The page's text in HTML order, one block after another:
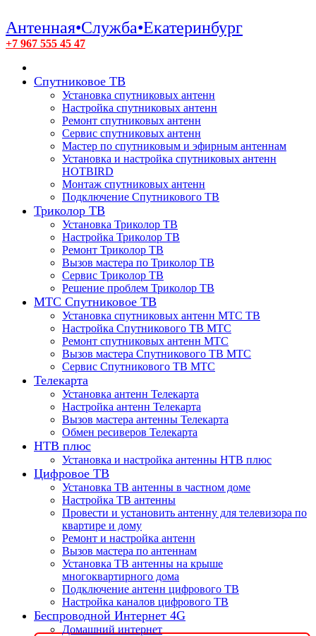
Антенная•Служба•Екатеринбург
+7 967 555 45 47
Спутниковое ТВ
Установка спутниковых антенн
Настройка спутниковых антенн
Ремонт спутниковых антенн
Сервис спутниковых антенн
Мастер по спутниковым и эфирным антеннам
Установка и настройка спутниковых антенн
HOTBIRD
Монтаж спутниковых антенн
Подключение Спутникового ТВ
Триколор ТВ
Установка Триколор ТВ
Настройка Триколор ТВ
Ремонт Триколор ТВ
Вызов мастера по Триколор ТВ
Сервис Триколор ТВ
Решение проблем Триколор ТВ
МТС Спутниковое ТВ
Установка спутниковых антенн МТС ТВ
Настройка Спутникового ТВ МТС
Ремонт спутниковых антенн МТС
Вызов мастера Спутникового ТВ МТС
Сервис Спутникового ТВ МТС
Телекарта
Установка антенн Телекарта
Настройка антенн Телекарта
Вызов мастера антенны Телекарта
Обмен ресиверов Телекарта
НТВ плюс
Установка и настройка антенны НТВ плюс
Цифровое ТВ
Установка ТВ антенны в частном доме
Настройка ТВ антенны
Провести и установить антенну для телевизора по
квартире и дому
Ремонт и настройка антенн
Вызов мастера по антеннам
Установка ТВ антенны на крыше
многоквартирного дома
Подключение антенн цифрового ТВ
Настройка каналов цифрового ТВ
Беспроводной Интернет 4G
Домашний интернет